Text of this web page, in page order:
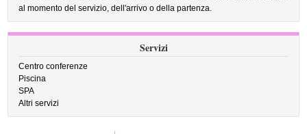
al momento del servizio, dell'arrivo o della partenza.
Servizi
Centro conferenze
Piscina
SPA
Altri servizi